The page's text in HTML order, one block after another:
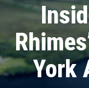
York